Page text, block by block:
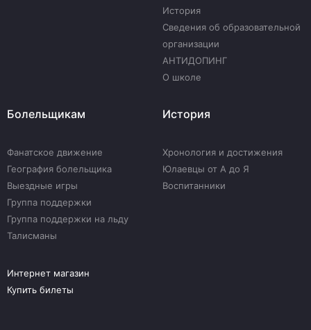
История
Сведения об образовательной
организации
АНТИДОПИНГ
О школе
Болельщикам
Фанатское движение
География болельщика
Выездные игры
Группа поддержки
Группа поддержки на льду
Талисманы
История
Хронология и достижения
Юлаевцы от А до Я
Воспитанники
Интернет магазин
Купить билеты